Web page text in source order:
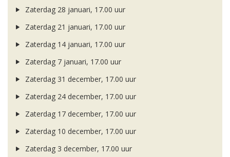
Zaterdag 28 januari, 17.00 uur
Zaterdag 21 januari, 17.00 uur
Zaterdag 14 januari, 17.00 uur
Zaterdag 7 januari, 17.00 uur
Zaterdag 31 december, 17.00 uur
Zaterdag 24 december, 17.00 uur
Zaterdag 17 december, 17.00 uur
Zaterdag 10 december, 17.00 uur
Zaterdag 3 december, 17.00 uur